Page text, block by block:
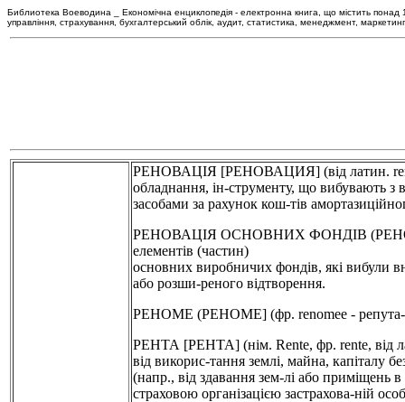
Библиотека Воеводина _ Економічна енциклопедія - електронна книга, що містить понад
управління, страхування, бухгалтерський облік, аудит, статистика, менеджмент, маркетинг
РЕНОВАЦІЯ [РЕНОВАЦИЯ] (від латин.
обладнання, ін-струменту, що вибувають з
засобами за рахунок кош-тів
РЕНОВАЦІЯ ОСНОВНИХ ФОНДІВ
елементів (частин)
основних виробничих фондів, які вибули
або розши-реного відтворення.
РЕНОМЕ (РЕНОМЕ] (фр. renomee - репута-
РЕНТА [РЕНТА] (нім. Rente, фр. rente, від
від викорис-тання землі, майна, капіталу
(напр., від здавання зем-лі або приміщень
страховою організацією застрахова-ній